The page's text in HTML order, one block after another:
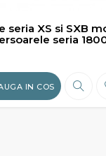
seria XS si SXB
seria
IN COS